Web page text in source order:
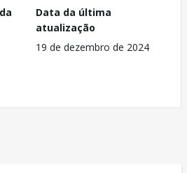
Data da última
atualização
19 de dezembro de 2024